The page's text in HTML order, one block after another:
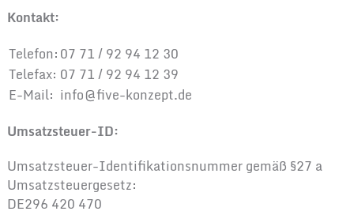
Kontakt:
Telefon:07 71 / 92 94 12 30
Telefax: 07 71 / 92 94 12 39
E-Mail: info@five-konzept.de
Umsatzsteuer-ID:
Umsatzsteuer-Identifikationsnummer gemäß §27 a
Umsatzsteuergesetz:
DE296 420 470